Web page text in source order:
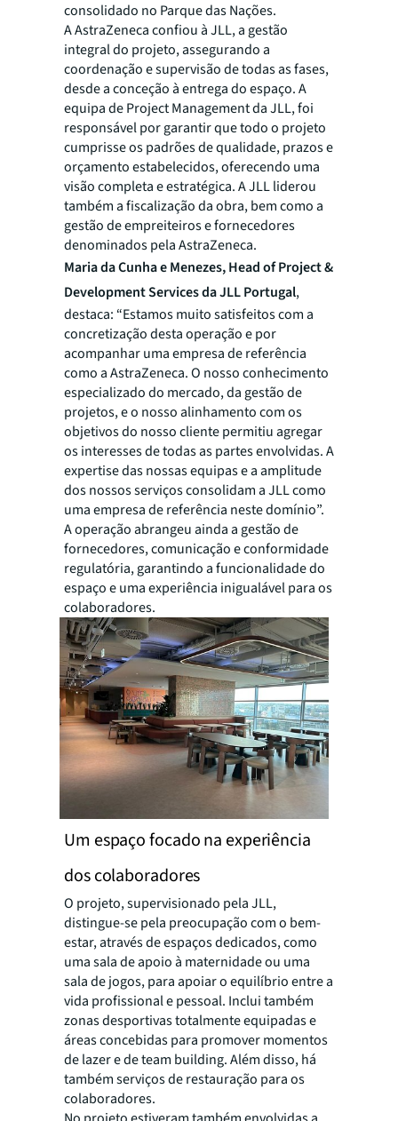
consolidado no Parque das Nações.
A AstraZeneca confiou à JLL, a gestão
integral do projeto, assegurando a
coordenação e supervisão de todas as fases,
desde a conceção à entrega do espaço. A
equipa de Project Management da JLL, foi
responsável por garantir que todo o projeto
cumprisse os padrões de qualidade, prazos e
orçamento estabelecidos, oferecendo uma
visão completa e estratégica. A JLL liderou
também a fiscalização da obra, bem como a
gestão de empreiteiros e fornecedores
denominados pela AstraZeneca.
Maria da Cunha e Menezes, Head of Project &
Development Services da JLL Portugal,
destaca: “Estamos muito satisfeitos com a
concretização desta operação e por
acompanhar uma empresa de referência
como a AstraZeneca. O nosso conhecimento
especializado do mercado, da gestão de
projetos, e o nosso alinhamento com os
objetivos do nosso cliente permitiu agregar
os interesses de todas as partes envolvidas. A
expertise das nossas equipas e a amplitude
dos nossos serviços consolidam a JLL como
uma empresa de referência neste domínio”.
A operação abrangeu ainda a gestão de
fornecedores, comunicação e conformidade
regulatória, garantindo a funcionalidade do
espaço e uma experiência inigualável para os
colaboradores.
Um espaço focado na experiência
dos colaboradores
O projeto, supervisionado pela JLL,
distingue-se pela preocupação com o bem-
estar, através de espaços dedicados, como
uma sala de apoio à maternidade ou uma
sala de jogos, para apoiar o equilíbrio entre a
vida profissional e pessoal. Inclui também
zonas desportivas totalmente equipadas e
áreas concebidas para promover momentos
de lazer e de team building. Além disso, há
também serviços de restauração para os
colaboradores.